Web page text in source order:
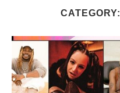
CATEGORY: